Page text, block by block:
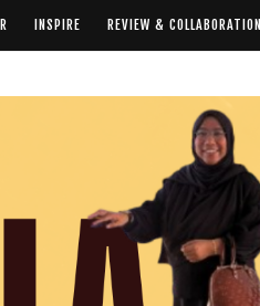
INSPIRE REVIEW & COLLABORATION